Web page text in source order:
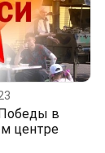
в
центре